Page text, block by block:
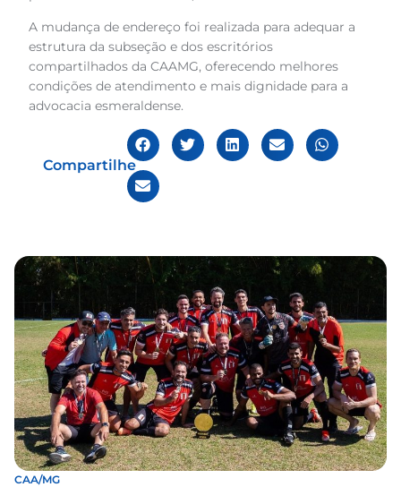
A mudança de endereço foi realizada para adequar a
estrutura da subseção e dos escritórios
compartilhados da CAAMG, oferecendo melhores
condições de atendimento e mais dignidade para a
advocacia esmeraldense.
Compartilhe
CAA/MG